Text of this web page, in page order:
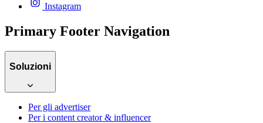
Instagram
Primary Footer Navigation
Soluzioni
Per gli advertiser
Per i content creator & influencer